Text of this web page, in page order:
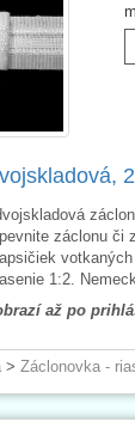
záclonu či
1:2.
až po
> Záclonovka -